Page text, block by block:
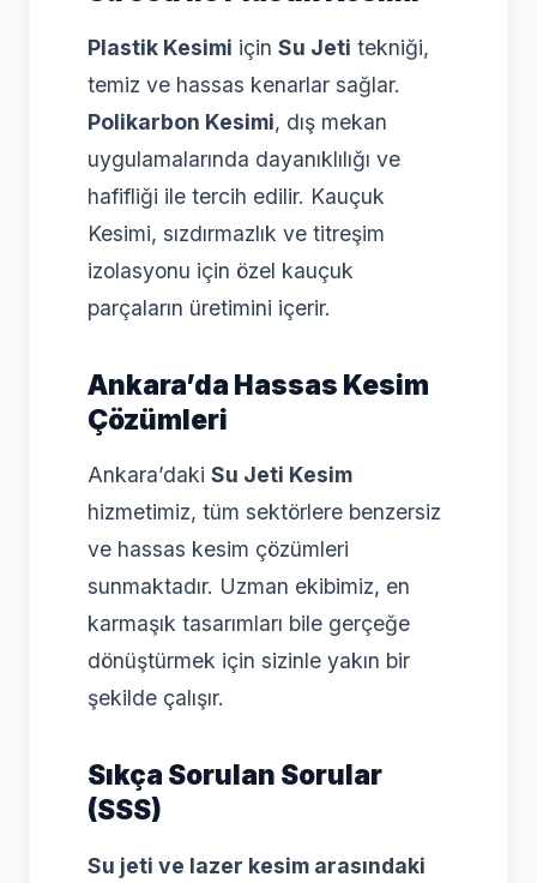
Plastik Kesimi için Su Jeti tekniği,
temiz ve hassas kenarlar sağlar.
Polikarbon Kesimi, dış mekan
uygulamalarında dayanıklılığı ve
hafifliği ile tercih edilir. Kauçuk
Kesimi, sızdırmazlık ve titreşim
izolasyonu için özel kauçuk
parçaların üretimini içerir.
Ankara’da Hassas Kesim
Çözümleri
Ankara’daki Su Jeti Kesim
hizmetimiz, tüm sektörlere benzersiz
ve hassas kesim çözümleri
sunmaktadır. Uzman ekibimiz, en
karmaşık tasarımları bile gerçeğe
dönüştürmek için sizinle yakın bir
şekilde çalışır.
Sıkça Sorulan Sorular
(SSS)
Su jeti ve lazer kesim arasındaki